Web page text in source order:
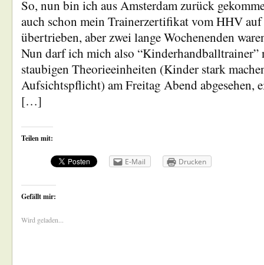
So, nun bin ich aus Amsterdam zurück
auch schon mein Trainerzertifikat vom HHV
übertrieben, aber zwei lange Wochenenden
Nun darf ich mich also “Kinderhandballtrainer”
staubigen Theorieeinheiten (Kinder stark
Aufsichtspflicht) am Freitag Abend abgesehen,
[…]
Teilen mit:
E-Mail Drucken
Gefällt mir:
Wird geladen...